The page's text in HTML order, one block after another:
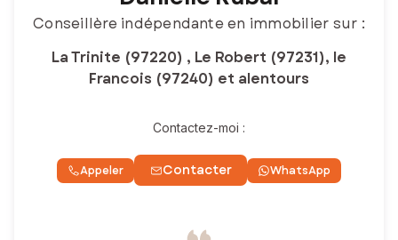
Conseillère indépendante en immobilier sur :
La Trinite (97220) , Le Robert (97231), le
Francois (97240) et alentours
Contactez-moi :
Appeler Contacter WhatsApp